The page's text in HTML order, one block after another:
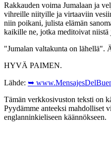
Rakkauden voima Jumalaan ja
vihreille niityille ja virtaaviin
niin poikani, julista elämän
kaikille ne, jotka meditoivat niistä
"Jumalan valtakunta on lähellä".
HYVÄ PAIMEN.
Lähde: ➥
Tämän verkkosivuston teksti on
Pyydämme anteeksi mahdolliset
englanninkieliseen käännökseen.